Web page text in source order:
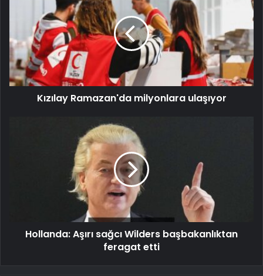
Kızılay Ramazan'da milyonlara ulaşıyor
Hollanda: Aşırı sağcı Wilders başbakanlıktan
feragat etti